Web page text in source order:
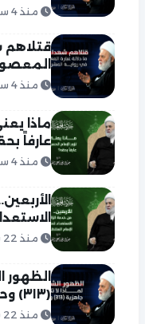
منذ 4 ساعة
قتلاهم
منذ 4 ساعة
ماذا
عارفاً
منذ 4 ساعة
منذ 22 ساعة
الظهور
(٣١٣) وحدها؟
منذ 22 ساعة